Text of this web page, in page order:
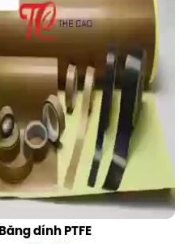
Băng dính PTFE